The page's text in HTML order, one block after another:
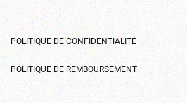
POLITIQUE DE CONFIDENTIALITÉ
POLITIQUE DE REMBOURSEMENT